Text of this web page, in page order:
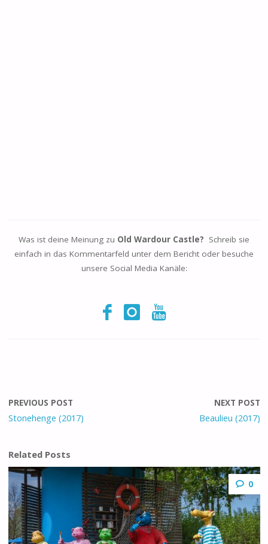
Was ist deine Meinung zu Old Wardour Castle? Schreib sie
einfach in das Kommentarfeld unter dem Bericht oder besuche
unsere Social Media Kanäle:
PREVIOUS POST
Stonehenge (2017)
NEXT POST
Beaulieu (2017)
Related Posts
0